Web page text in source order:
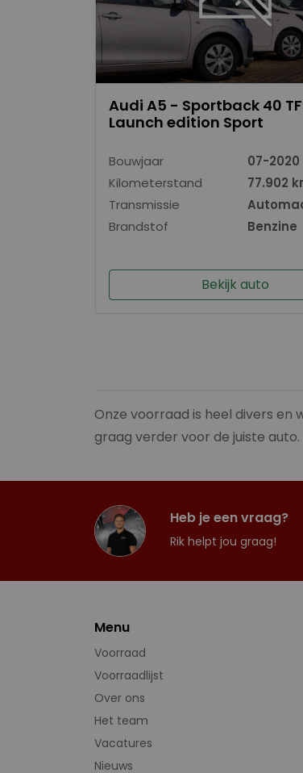
Audi A5 - Sportback 40
Launch edition Sport
Bouwjaar
07-2020
Kilometerstand
77.902
Transmissie
Brandstof
Benzine
Bekijk auto
Onze voorraad is heel divers en
graag verder voor de juiste auto.
Heb je een vraag?
Rik helpt jou graag!
Menu
Voorraad
Voorraadlijst
Over ons
Het team
Vacatures
Nieuws